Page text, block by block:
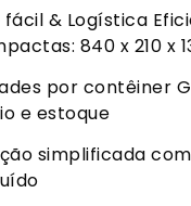
& Logística
840 x 210 x
por contêiner
e estoque
simplificada